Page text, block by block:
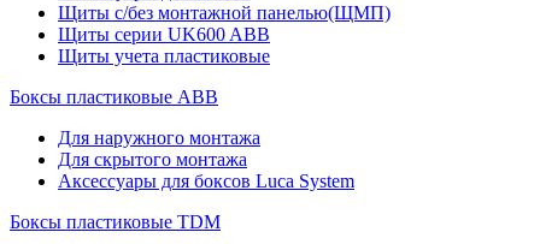
Щиты с/без монтажной панелью(ЩМП)
Щиты серии UK600 ABB
Щиты учета пластиковые
Боксы пластиковые ABB
Для наружного монтажа
Для скрытого монтажа
Аксессуары для боксов Luca System
Боксы пластиковые TDM